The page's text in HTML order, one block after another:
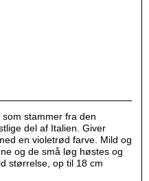
stammer fra den
del af Italien. Giver
en violetrød farve. Mild og
og de små løg høstes og
størrelse, op til 18 cm